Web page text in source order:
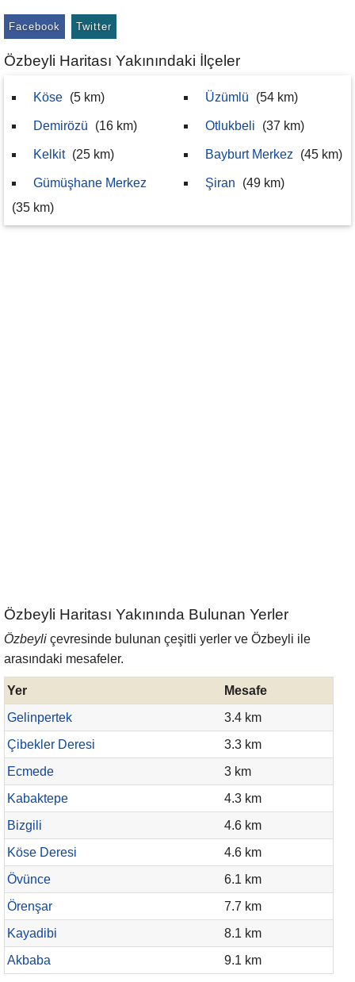
Facebook Twitter
Özbeyli Haritası Yakınındaki İlçeler
Köse (5 km)
Demirözü (16 km)
Kelkit (25 km)
Gümüşhane Merkez
(35 km)
Üzümlü (54 km)
Otlukbeli (37 km)
Bayburt Merkez (45 km)
Şiran (49 km)
Özbeyli Haritası Yakınında Bulunan Yerler
Özbeyli çevresinde bulunan çeşitli yerler ve Özbeyli ile
arasındaki mesafeler.
Yer
Mesafe
Gelinpertek
3.4 km
Çibekler Deresi
3.3 km
Ecmede
3 km
Kabaktepe
4.3 km
Bizgili
4.6 km
Köse Deresi
4.6 km
Övünce
6.1 km
Örenşar
7.7 km
Kayadibi
8.1 km
Akbaba
9.1 km